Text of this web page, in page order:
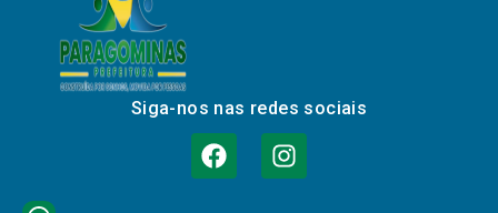
Siga-nos nas redes sociais